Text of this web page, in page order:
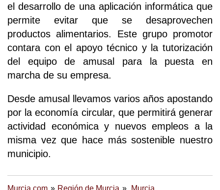
el desarrollo de una aplicación informática que
permite evitar que se desaprovechen
productos alimentarios. Este grupo promotor
contara con el apoyo técnico y la tutorización
del equipo de amusal para la puesta en
marcha de su empresa.
Desde amusal llevamos varios años apostando
por la economía circular, que permitirá generar
actividad económica y nuevos empleos a la
misma vez que hace más sostenible nuestro
municipio.
Murcia.com Región de Murcia Murcia